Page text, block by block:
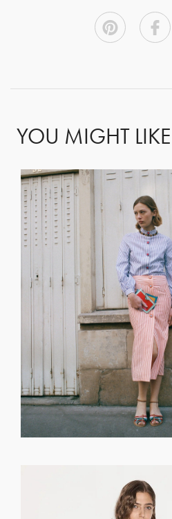
YOU MIGHT
ORGET
FORGOT